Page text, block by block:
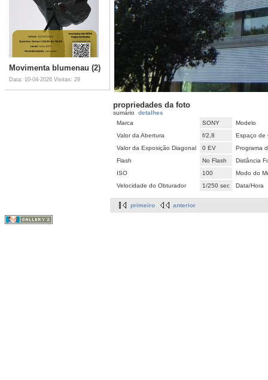
Movimenta blumenau (2)
Data: 10-04-2026 Visitas: 29
propriedades da foto
sumário detalhes
Marca
SONY
Modelo
Valor da Abertura
f/2,8
Espaço de
Valor da Exposição Diagonal
0 EV
Programa
Flash
No Flash
Distância
ISO
100
Modo do
Velocidade do Obturador
1/250 sec Data/Hora
primeiro anterior